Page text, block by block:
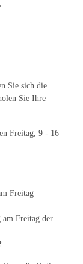
Sie sich die
Sie Ihre
Freitag, 9 - 16
Freitag
Freitag der